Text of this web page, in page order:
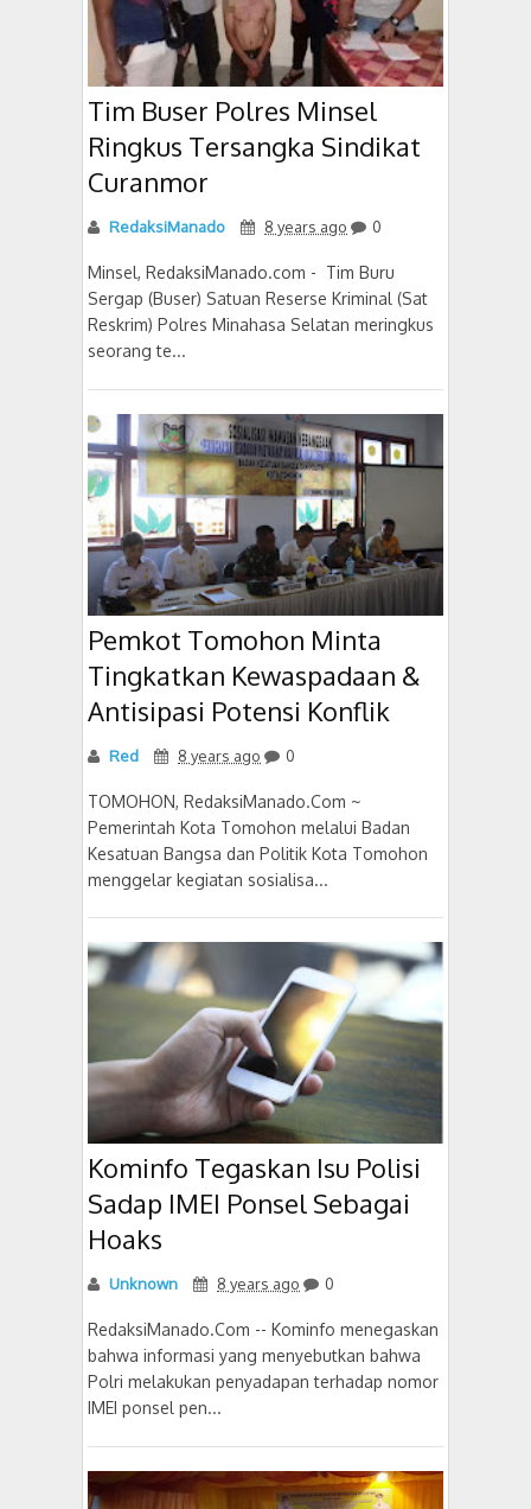
Tim Buser Polres Minsel
Ringkus Tersangka Sindikat
Curanmor
RedaksiManado 8 years ago 0
Minsel, RedaksiManado.com - Tim Buru
Sergap (Buser) Satuan Reserse Kriminal (Sat
Reskrim) Polres Minahasa Selatan meringkus
seorang te...
Pemkot Tomohon Minta
Tingkatkan Kewaspadaan &
Antisipasi Potensi Konflik
Red 8 years ago 0
TOMOHON, RedaksiManado.Com ~
Pemerintah Kota Tomohon melalui Badan
Kesatuan Bangsa dan Politik Kota Tomohon
menggelar kegiatan sosialisa...
Kominfo Tegaskan Isu Polisi
Sadap IMEI Ponsel Sebagai
Hoaks
Unknown 8 years ago 0
RedaksiManado.Com -- Kominfo menegaskan
bahwa informasi yang menyebutkan bahwa
Polri melakukan penyadapan terhadap nomor
IMEI ponsel pen...